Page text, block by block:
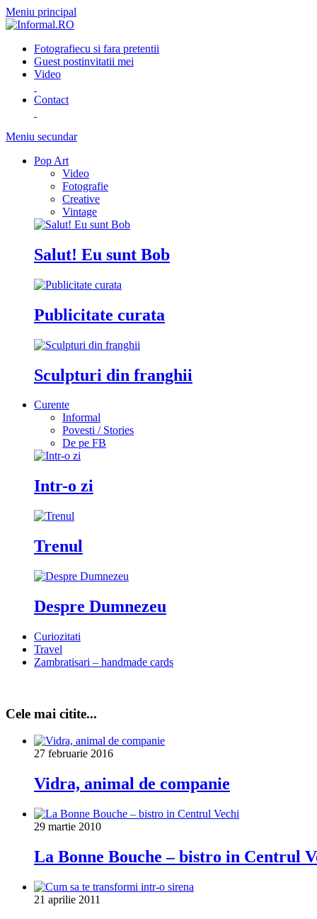
Meniu principal
Fotografiecu si fara pretentii
Guest postinvitatii mei
Video
Contact
Meniu secundar
Pop Art
Video
Fotografie
Creative
Vintage
Salut! Eu sunt Bob
Publicitate curata
Sculpturi din franghii
Curente
Informal
Povesti / Stories
De pe FB
Intr-o zi
Trenul
Despre Dumnezeu
Curiozitati
Travel
Zambratisari – handmade cards
Cele mai citite...
27 februarie 2016
Vidra, animal de companie
29 martie 2010
La Bonne Bouche – bistro in Centrul
21 aprilie 2011